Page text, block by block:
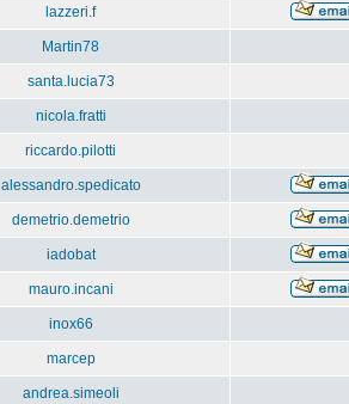
lazzeri.f
Martin78
santa.lucia73
nicola.fratti
riccardo.pilotti
alessandro.spedicato
demetrio.demetrio
iadobat
mauro.incani
inox66
marcep
andrea.simeoli